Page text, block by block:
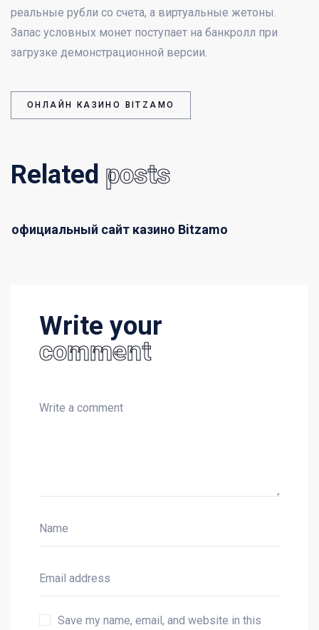
реальные рубли со счета, а виртуальные жетоны.
Запас условных монет поступает на банкролл при
загрузке демонстрационной версии.
ОНЛАЙН КАЗИНО BITZAMO
Related posts
официальный сайт казино Bitzamo
Write your
comment
Save my name, email, and website in this